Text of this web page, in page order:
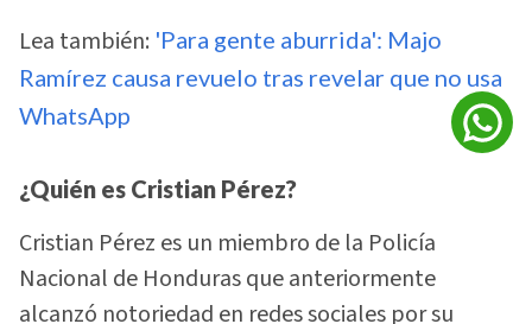
Lea también: 'Para gente aburrida': Majo
Ramírez causa revuelo tras revelar que no usa
WhatsApp
¿Quién es Cristian Pérez?
Cristian Pérez es un miembro de la Policía
Nacional de Honduras que anteriormente
alcanzó notoriedad en redes sociales por su